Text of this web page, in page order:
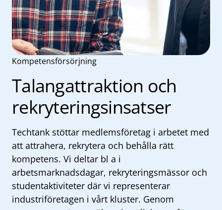
Kompetensförsörjning
Talangattraktion och
rekryteringsinsatser
Techtank stöttar medlemsföretag i arbetet med
att attrahera, rekrytera och behålla rätt
kompetens. Vi deltar bl a i
arbetsmarknadsdagar, rekryteringsmässor och
studentaktiviteter där vi representerar
industriföretagen i vårt kluster. Genom